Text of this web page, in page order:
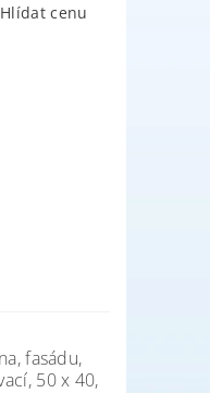
Hlídat cenu
fasádu,
50 x 40,